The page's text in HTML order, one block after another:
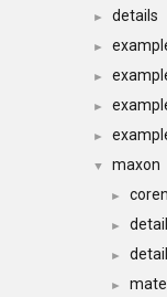
► details
►
►
►
►
▼ maxon
►
► detail
►
►